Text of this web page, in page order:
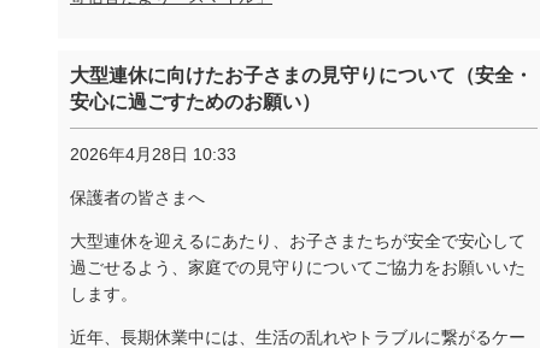
大型連休に向けたお子さまの見守りについて（安全・
安心に過ごすためのお願い）
2026年4月28日 10:33
保護者の皆さまへ
大型連休を迎えるにあたり、お子さまたちが安全で安心して
過ごせるよう、家庭での見守りについてご協力をお願いいた
します。
近年、長期休業中には、生活の乱れやトラブルに繋がるケー